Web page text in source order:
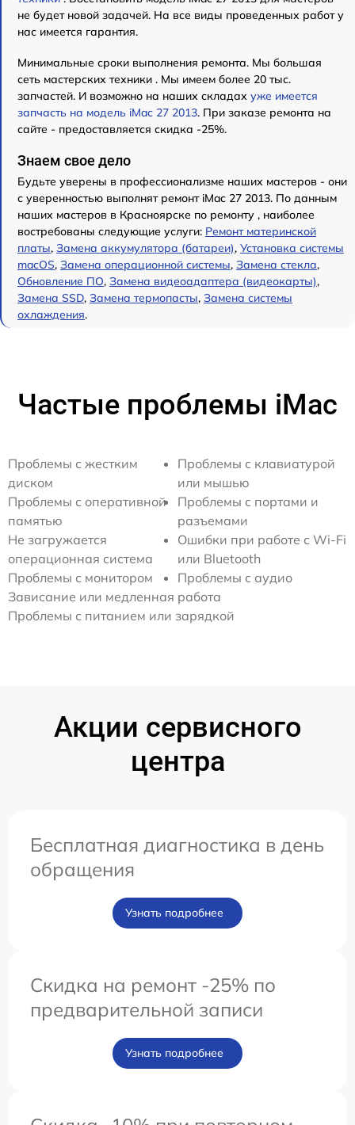
не будет новой задачей. На все виды проведенных работ у
нас имеется гарантия.
Минимальные сроки выполнения ремонта. Мы большая
сеть мастерских техники . Мы имеем более 20 тыс.
запчастей. И возможно на наших складах уже имеется
запчасть на модель iMac 27 2013. При заказе ремонта на
сайте - предоставляется скидка -25%.
Знаем свое дело
Будьте уверены в профессионализме наших мастеров - они
с уверенностью выполнят ремонт iMac 27 2013. По данным
наших мастеров в Красноярске по ремонту , наиболее
востребованы следующие услуги: Ремонт материнской
платы, Замена аккумулятора (батареи), Установка системы
macOS, Замена операционной системы, Замена стекла,
Обновление ПО, Замена видеоадаптера (видеокарты),
Замена SSD, Замена термопасты, Замена системы
охлаждения.
Частые проблемы iMac
Проблемы с жестким
диском
Проблемы с оперативной
памятью
Не загружается
операционная система
Проблемы с монитором
Проблемы с клавиатурой
или мышью
Проблемы с портами и
разъемами
Ошибки при работе с Wi-Fi
или Bluetooth
Проблемы с аудио
Зависание или медленная работа
Проблемы с питанием или зарядкой
Акции сервисного
центра
Бесплатная диагностика в день
обращения
Узнать подробнее
Скидка на ремонт -25% по
предварительной записи
Узнать подробнее